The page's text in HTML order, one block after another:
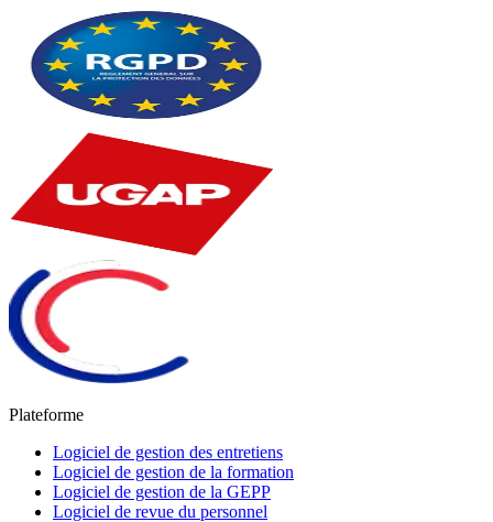
Plateforme
Logiciel de gestion des entretiens
Logiciel de gestion de la formation
Logiciel de gestion de la GEPP
Logiciel de revue du personnel